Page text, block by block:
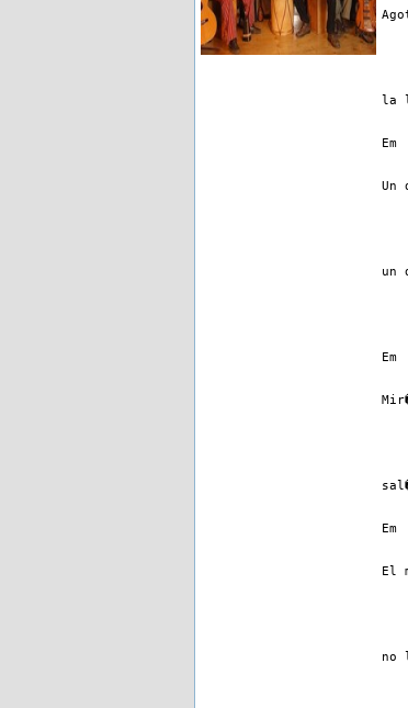
la
Em
Un
un
Em
Em
El
no